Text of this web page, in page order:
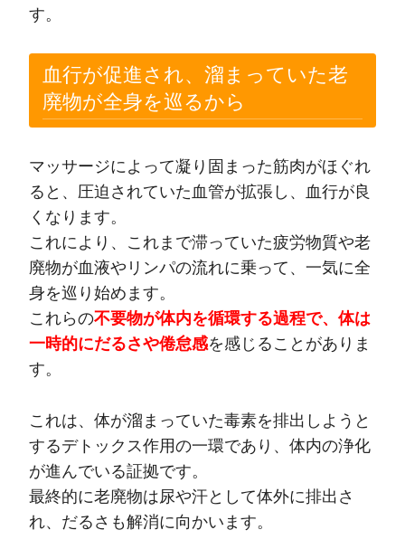
す。
血行が促進され、溜まっていた老
廃物が全身を巡るから
マッサージによって凝り固まった筋肉がほぐれ
ると、圧迫されていた血管が拡張し、血行が良
くなります。
これにより、これまで滞っていた疲労物質や老
廃物が血液やリンパの流れに乗って、一気に全
身を巡り始めます。
これらの不要物が体内を循環する過程で、体は
一時的にだるさや倦怠感を感じることがありま
す。
これは、体が溜まっていた毒素を排出しようと
するデトックス作用の一環であり、体内の浄化
が進んでいる証拠です。
最終的に老廃物は尿や汗として体外に排出さ
れ、だるさも解消に向かいます。